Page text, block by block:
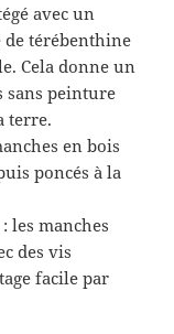
avec un
de térébenthine
Cela donne un
sans peinture
terre.
en bois
poncés à la
: les manches
des vis
facile par